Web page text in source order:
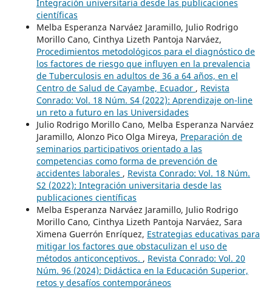
Integración universitaria desde las publicaciones
científicas
Melba Esperanza Narváez Jaramillo, Julio Rodrigo
Morillo Cano, Cinthya Lizeth Pantoja Narváez,
Procedimientos metodológicos para el diagnóstico de
los factores de riesgo que influyen en la prevalencia
de Tuberculosis en adultos de 36 a 64 años, en el
Centro de Salud de Cayambe, Ecuador , Revista
Conrado: Vol. 18 Núm. S4 (2022): Aprendizaje on-line
un reto a futuro en las Universidades
Julio Rodrigo Morillo Cano, Melba Esperanza Narváez
Jaramillo, Alonzo Pico Olga Mireya, Preparación de
seminarios participativos orientado a las
competencias como forma de prevención de
accidentes laborales , Revista Conrado: Vol. 18 Núm.
S2 (2022): Integración universitaria desde las
publicaciones científicas
Melba Esperanza Narváez Jaramillo, Julio Rodrigo
Morillo Cano, Cinthya Lizeth Pantoja Narváez, Sara
Ximena Guerrón Enríquez, Estrategias educativas para
mitigar los factores que obstaculizan el uso de
métodos anticonceptivos. , Revista Conrado: Vol. 20
Núm. 96 (2024): Didáctica en la Educación Superior,
retos y desafíos contemporáneos